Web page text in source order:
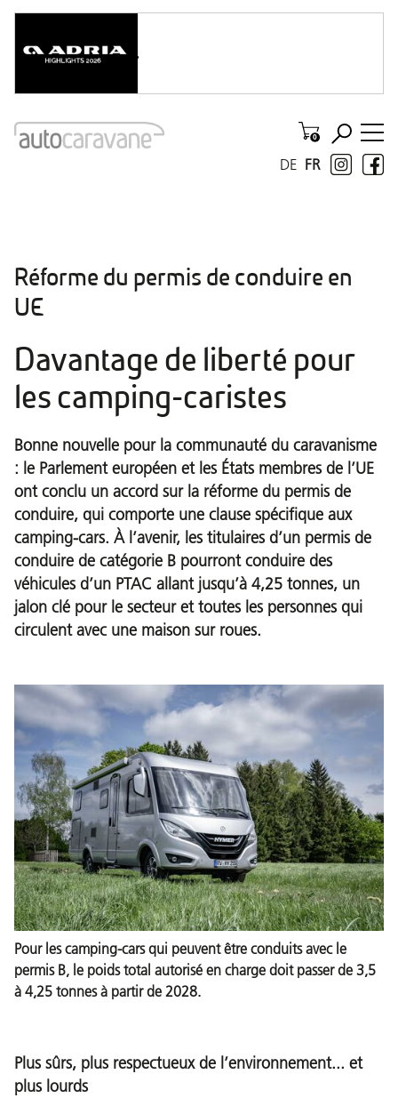
FR
DE
Réforme du permis de conduire en
UE
Davantage de liberté pour
les camping-caristes
Bonne nouvelle pour la communauté du caravanisme
: le Parlement européen et les États membres de l’UE
ont conclu un accord sur la réforme du permis de
conduire, qui comporte une clause spécifique aux
camping-cars. À l’avenir, les titulaires d’un permis de
conduire de catégorie B pourront conduire des
véhicules d’un PTAC allant jusqu’à 4,25 tonnes, un
jalon clé pour le secteur et toutes les personnes qui
circulent avec une maison sur roues.
Pour les camping-cars qui peuvent être conduits avec le
permis B, le poids total autorisé en charge doit passer de 3,5
à 4,25 tonnes à partir de 2028.
Plus sûrs, plus respectueux de l’environnement... et
plus lourds